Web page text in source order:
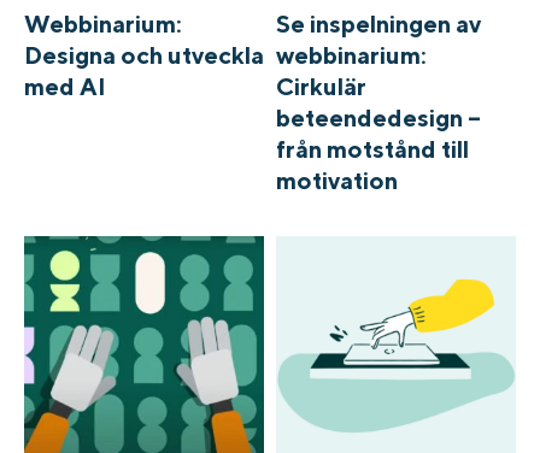
Webbinarium:
Designa och utveckla
med AI
Se inspelningen av
webbinarium:
Cirkulär
beteendedesign –
från motstånd till
motivation